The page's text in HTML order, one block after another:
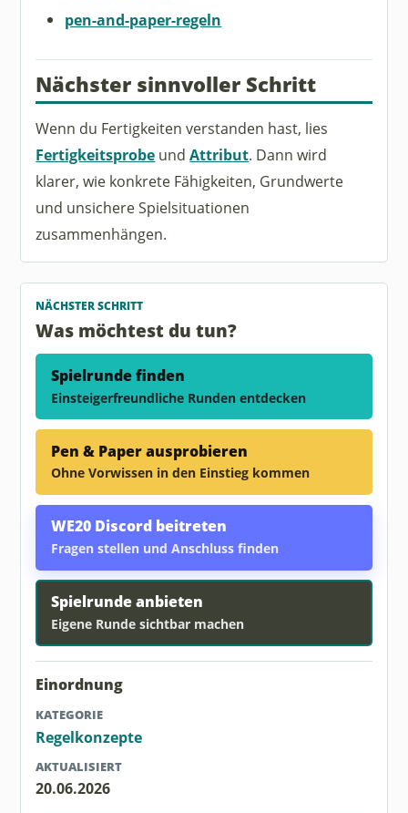
pen-and-paper-regeln
Nächster sinnvoller Schritt
Wenn du Fertigkeiten verstanden hast, lies
Fertigkeitsprobe undAttribut. Dann wird
klarer, wie konkrete Fähigkeiten, Grundwerte
und unsichere Spielsituationen
zusammenhängen.
NÄCHSTER SCHRITT
Was möchtest du tun?
Spielrunde finden
Einsteigerfreundliche Runden entdecken
Pen & Paper ausprobieren
Ohne Vorwissen in den Einstieg kommen
WE20 Discord beitreten
Fragen stellen und Anschluss finden
Spielrunde anbieten
Eigene Runde sichtbar machen
Einordnung
KATEGORIE
Regelkonzepte
AKTUALISIERT
20.06.2026